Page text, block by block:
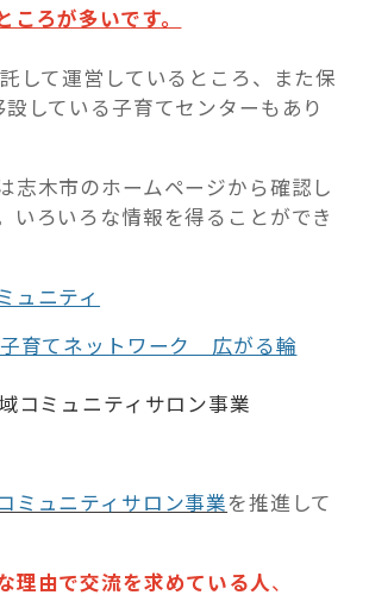
ころが多いです。
して運営しているところ、また保
している子育てセンターもあり
志木市のホームページから確認し
いろいろな情報を得ることができ
ュニティ
育てネットワーク 広がる輪
コミュニティサロン事業
ミュニティサロン事業を推進して
理由で交流を求めている人、